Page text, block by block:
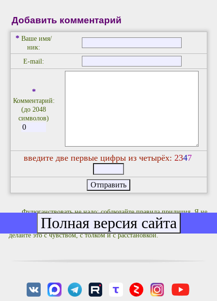
Добавить комментарий
* Ваше имя/
ник:
E-mail:
*
Комментарий:
(до 2048
символов)
введите две первые цифры из четырёх: 2347
Фулюганствовать не надо: соблюдайте правила приличия. Я не
люблю комментариев не по делу типа "Оццтой!" и им подобных.
Если хотите что-то покритиковать или поучить кого-то жизни -
делайте это с чувством, с толком и с расстановкой.